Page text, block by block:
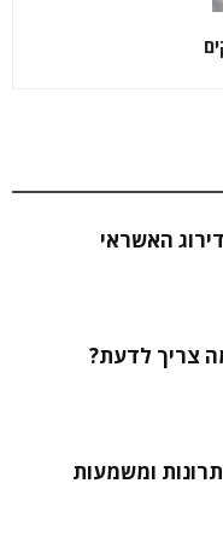
האשראי
צריך לדעת?
ומשמעות